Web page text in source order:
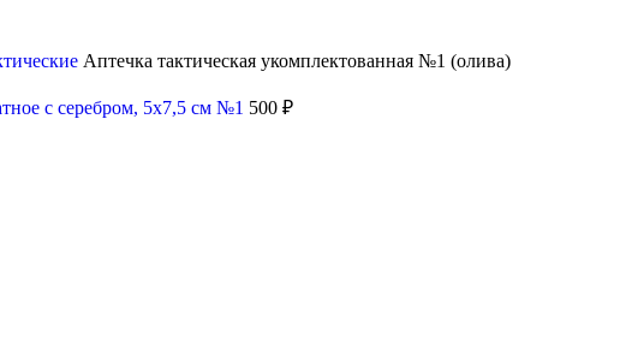
Аптечка тактическая укомплектованная №1 (олива)
с серебром, 5х7,5 см №1 500 ₽